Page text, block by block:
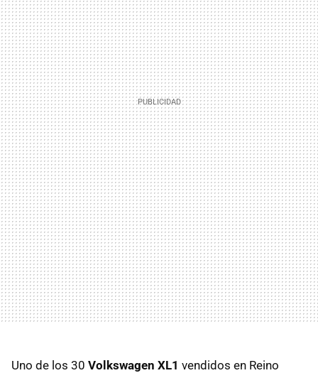
Uno de los 30 Volkswagen XL1 vendidos en Reino